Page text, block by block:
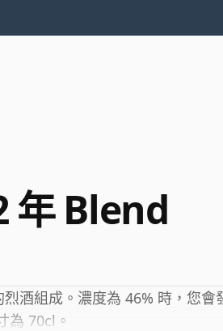
年 Blend
酒組成。濃度為 46% 時，您會
為 70cl。